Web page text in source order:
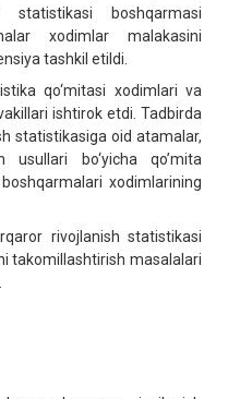
boshqarmasi
xodimlar malakasini
tashkil etildi.
qo‘mitasi xodimlari va
ishtirok etdi. Tadbirda
statistikasiga oid atamalar,
usullari bo‘yicha qo’mita
xodimlarining
rivojlanish statistikasi
takomillashtirish masalalari